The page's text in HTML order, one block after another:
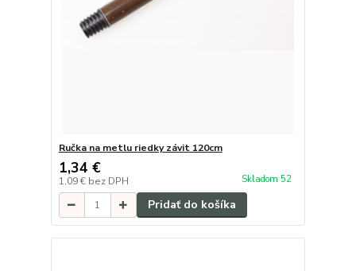
Ručka na metlu riedky závit 120cm
1,34 €
1,09 € bez DPH Skladom 52
Pridať do košíka